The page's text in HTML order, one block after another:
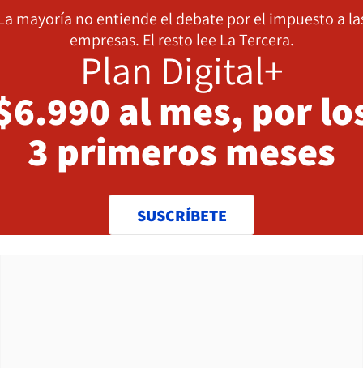
mayoría no entiende el debate por el impuesto a
empresas. El resto lee La Tercera.
Plan Digital+
al mes, por
3 primeros meses
SUSCRÍBETE